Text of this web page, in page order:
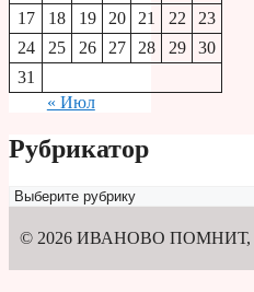
17
18 19 20 21 22
23
24
25 26 27 28 29
30
31
« Июл
Рубрикатор
Рубрикатор
© 2026 ИВАНОВО ПОМНИТ,